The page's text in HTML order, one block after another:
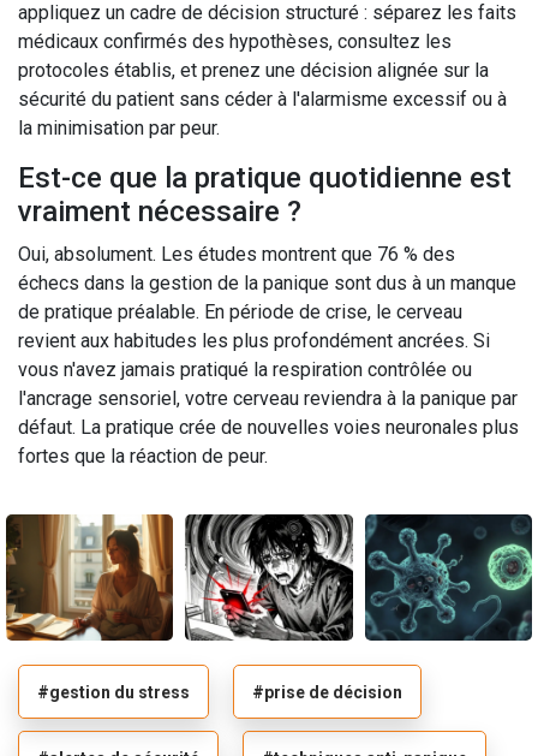
appliquez un cadre de décision structuré : séparez les faits
médicaux confirmés des hypothèses, consultez les
protocoles établis, et prenez une décision alignée sur la
sécurité du patient sans céder à l'alarmisme excessif ou à
la minimisation par peur.
Est-ce que la pratique quotidienne est
vraiment nécessaire ?
Oui, absolument. Les études montrent que 76 % des
échecs dans la gestion de la panique sont dus à un manque
de pratique préalable. En période de crise, le cerveau
revient aux habitudes les plus profondément ancrées. Si
vous n'avez jamais pratiqué la respiration contrôlée ou
l'ancrage sensoriel, votre cerveau reviendra à la panique par
défaut. La pratique crée de nouvelles voies neuronales plus
fortes que la réaction de peur.
#gestion du stress #prise de décision